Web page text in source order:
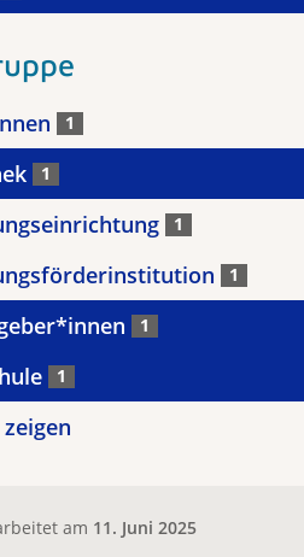
1
1
1
1
1
1
am 11. Juni 2025